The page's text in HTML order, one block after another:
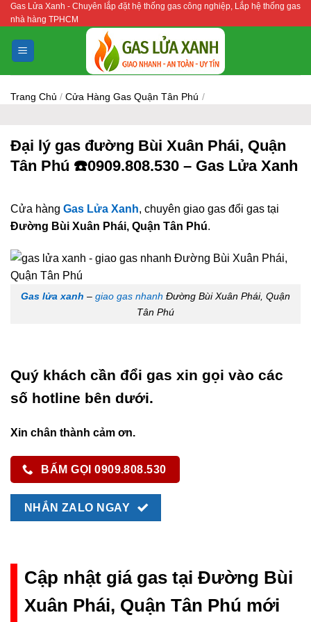
Bỏ
qua
nội
dung
Gas Lửa Xanh - Chuyên lắp đặt hệ thống gas công nghiệp, Lắp hệ thống gas
nhà hàng TPHCM
Trang Chủ / Cửa Hàng Gas Quận Tân Phú /
Đại lý gas đường Bùi Xuân Phái, Quận
Tân Phú ☎️0909.808.530 – Gas Lửa Xanh
Cửa hàng Gas Lửa Xanh, chuyên giao gas đổi gas tại
Đường Bùi Xuân Phái, Quận Tân Phú.
Gas lửa xanh – giao gas nhanh Đường Bùi Xuân Phái, Quận
Tân Phú
Quý khách cần đổi gas xin gọi vào các
số hotline bên dưới.
Xin chân thành cảm ơn.
BẤM GỌI 0909.808.530
NHẮN ZALO NGAY
Cập nhật giá gas tại Đường Bùi
Xuân Phái, Quận Tân Phú mới